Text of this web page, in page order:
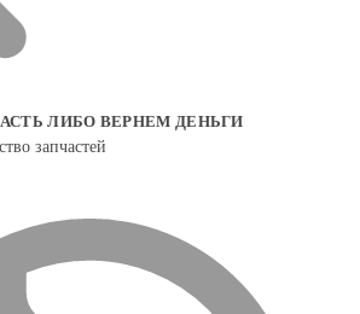
ЛИБО ВЕРНЕМ ДЕНЬГИ
запчастей